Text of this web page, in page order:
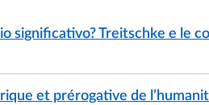
significativo? Treitschke e le
et prérogative de